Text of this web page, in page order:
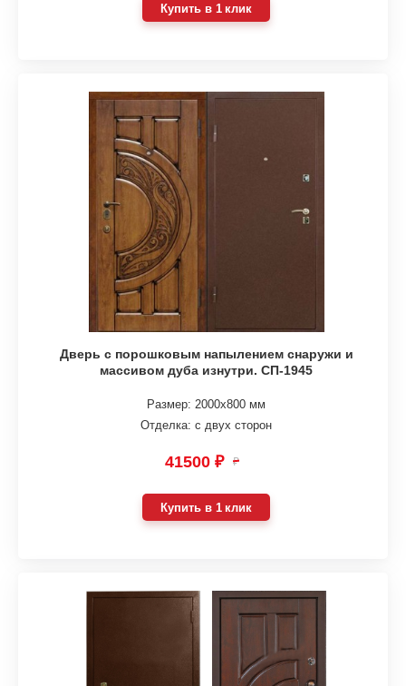
Купить в 1 клик
Дверь с порошковым напылением снаружи и
массивом дуба изнутри. СП-1945
Размер: 2000х800 мм
Отделка: с двух сторон
41500 ₽ ₽
Купить в 1 клик